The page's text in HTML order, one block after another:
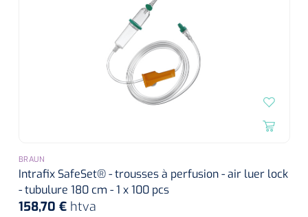
BRAUN
Intrafix SafeSet® - trousses à perfusion - air luer lock
- tubulure 180 cm - 1 x 100 pcs
158,70 € htva